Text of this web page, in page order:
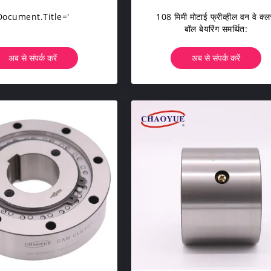
अब से संपर्क करें
108 मिमी मोटाई फ्रीव्हील वन वे
बॉल बेयरिंग समर्थित:
अब से संपर्क करें